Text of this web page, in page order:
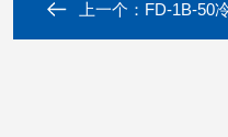
上一个： FD-1B-50冷